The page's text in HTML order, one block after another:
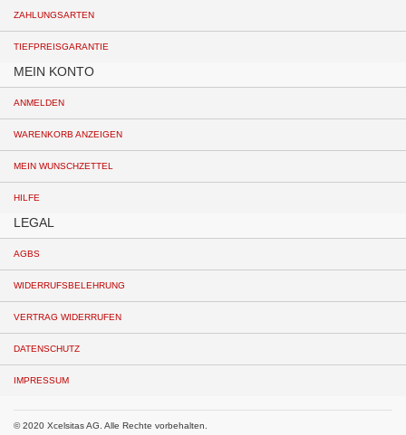
ZAHLUNGSARTEN
TIEFPREISGARANTIE
MEIN KONTO
ANMELDEN
WARENKORB ANZEIGEN
MEIN WUNSCHZETTEL
HILFE
LEGAL
AGBS
WIDERRUFSBELEHRUNG
VERTRAG WIDERRUFEN
DATENSCHUTZ
IMPRESSUM
© 2020 Xcelsitas AG. Alle Rechte vorbehalten.